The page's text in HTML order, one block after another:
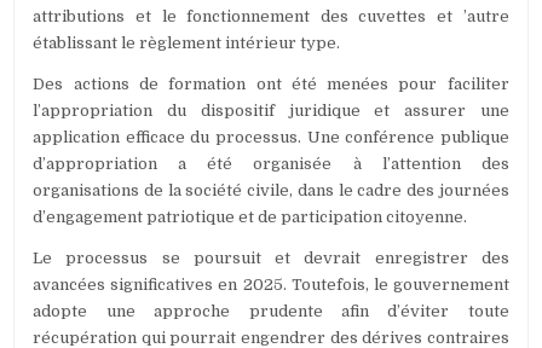
attributions et le fonctionnement des cuvettes et ’autre
établissant le règlement intérieur type.
Des actions de formation ont été menées pour faciliter
l’appropriation du dispositif juridique et assurer une
application efficace du processus. Une conférence publique
d’appropriation a été organisée à l’attention des
organisations de la société civile, dans le cadre des journées
d’engagement patriotique et de participation citoyenne.
Le processus se poursuit et devrait enregistrer des
avancées significatives en 2025. Toutefois, le gouvernement
adopte une approche prudente afin d’éviter toute
récupération qui pourrait engendrer des dérives contraires